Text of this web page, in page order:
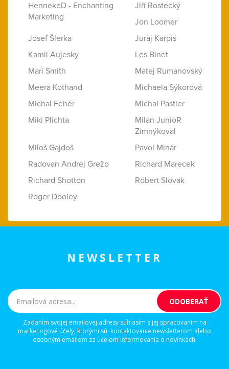
HennekeD - Enchanting
Marketing
Jiří Rostecký
Jon Loomer
Josef Šlerka
Juraj Karpiš
Kamil Aujesky
Les Binet
Mari Smith
Matej Rumanovský
Meera Kothand
Michaela Sýkorová
Michal Fehér
Michal Pastier
Miki Plichta
Milan JunioR
Zimnýkoval
Miloš Gajdoš
Pavol Minár
Radovan Andrej Grežo
Richard Marecek
Richard Shotton
Róbert Slovák
Roger Dooley
NEWSLETTER
Zadaním svojej emailovej adresy súhlasím s jej spracovaním na
marketingové účely, ktorými sú: kontaktovanie newsletterom alebo
osobným emailom za účelom informovania o novinkách.